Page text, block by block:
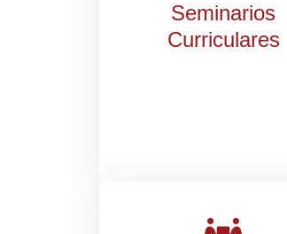
Seminarios
Curriculares